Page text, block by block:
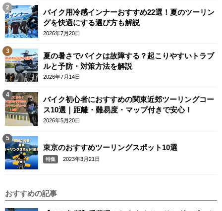
バイク用冷感インナーおすすめ22選！夏のツーリン
グを快適にする選び方も解説
2026年7月20日
夏の暑さでバイクは故障する？起こりやすいトラブ
ルと予防・対策方法を解説
2026年7月14日
バイク初心者におすすめの関東近郊ツーリングコー
ス10選｜距離・難易度・マップ付きで安心！
2026年5月20日
東京のおすすめツーリングスポット10選
特集 2023年3月21日
おすすめの記事